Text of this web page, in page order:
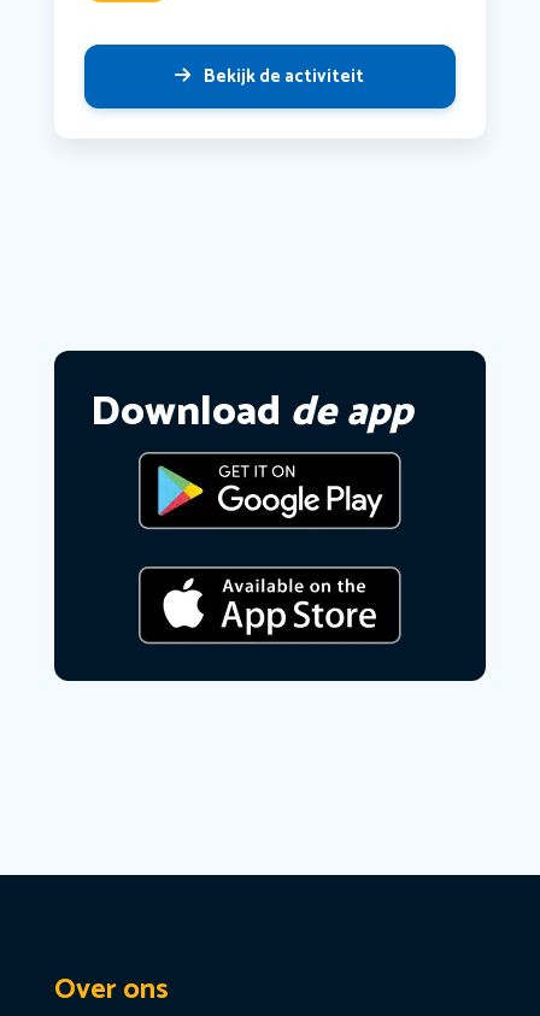
Bekijk de activiteit
Download de app
Over ons